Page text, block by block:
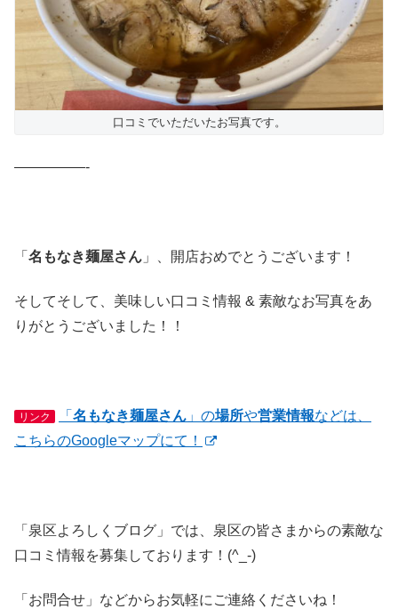
口コミでいただいたお写真です。
—————-
「 名もなき麺屋さん 」、開店おめでとうございます！
そしてそして、美味しい口コミ情報 & 素敵なお写真をあ
りがとうございました！！
リンク 「 名もなき麺屋さん 」の場所や営業情報などは、
こちらのGoogleマップにて！
「泉区よろしくブログ」では、泉区の皆さまからの素敵な
口コミ情報を募集しております！(^_-)
「お問合せ」などからお気軽にご連絡くださいね！